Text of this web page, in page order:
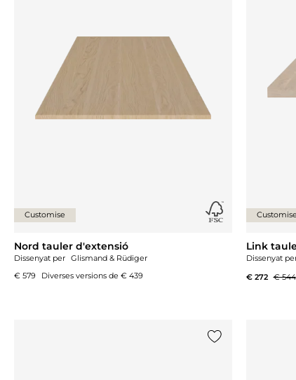
Customise
Nord tauler d'extensió
Dissenyat per Glismand & Rüdiger
€ 579
Diverses versions de € 439
Customise
Link
Dissenyat
€ 272 € 544